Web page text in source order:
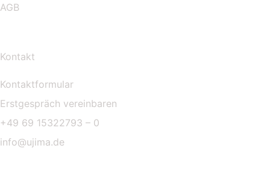
AGB
Kontakt
Kontaktformular
Erstgespräch vereinbaren
+49 69 15322793 – 0
info@ujima.de